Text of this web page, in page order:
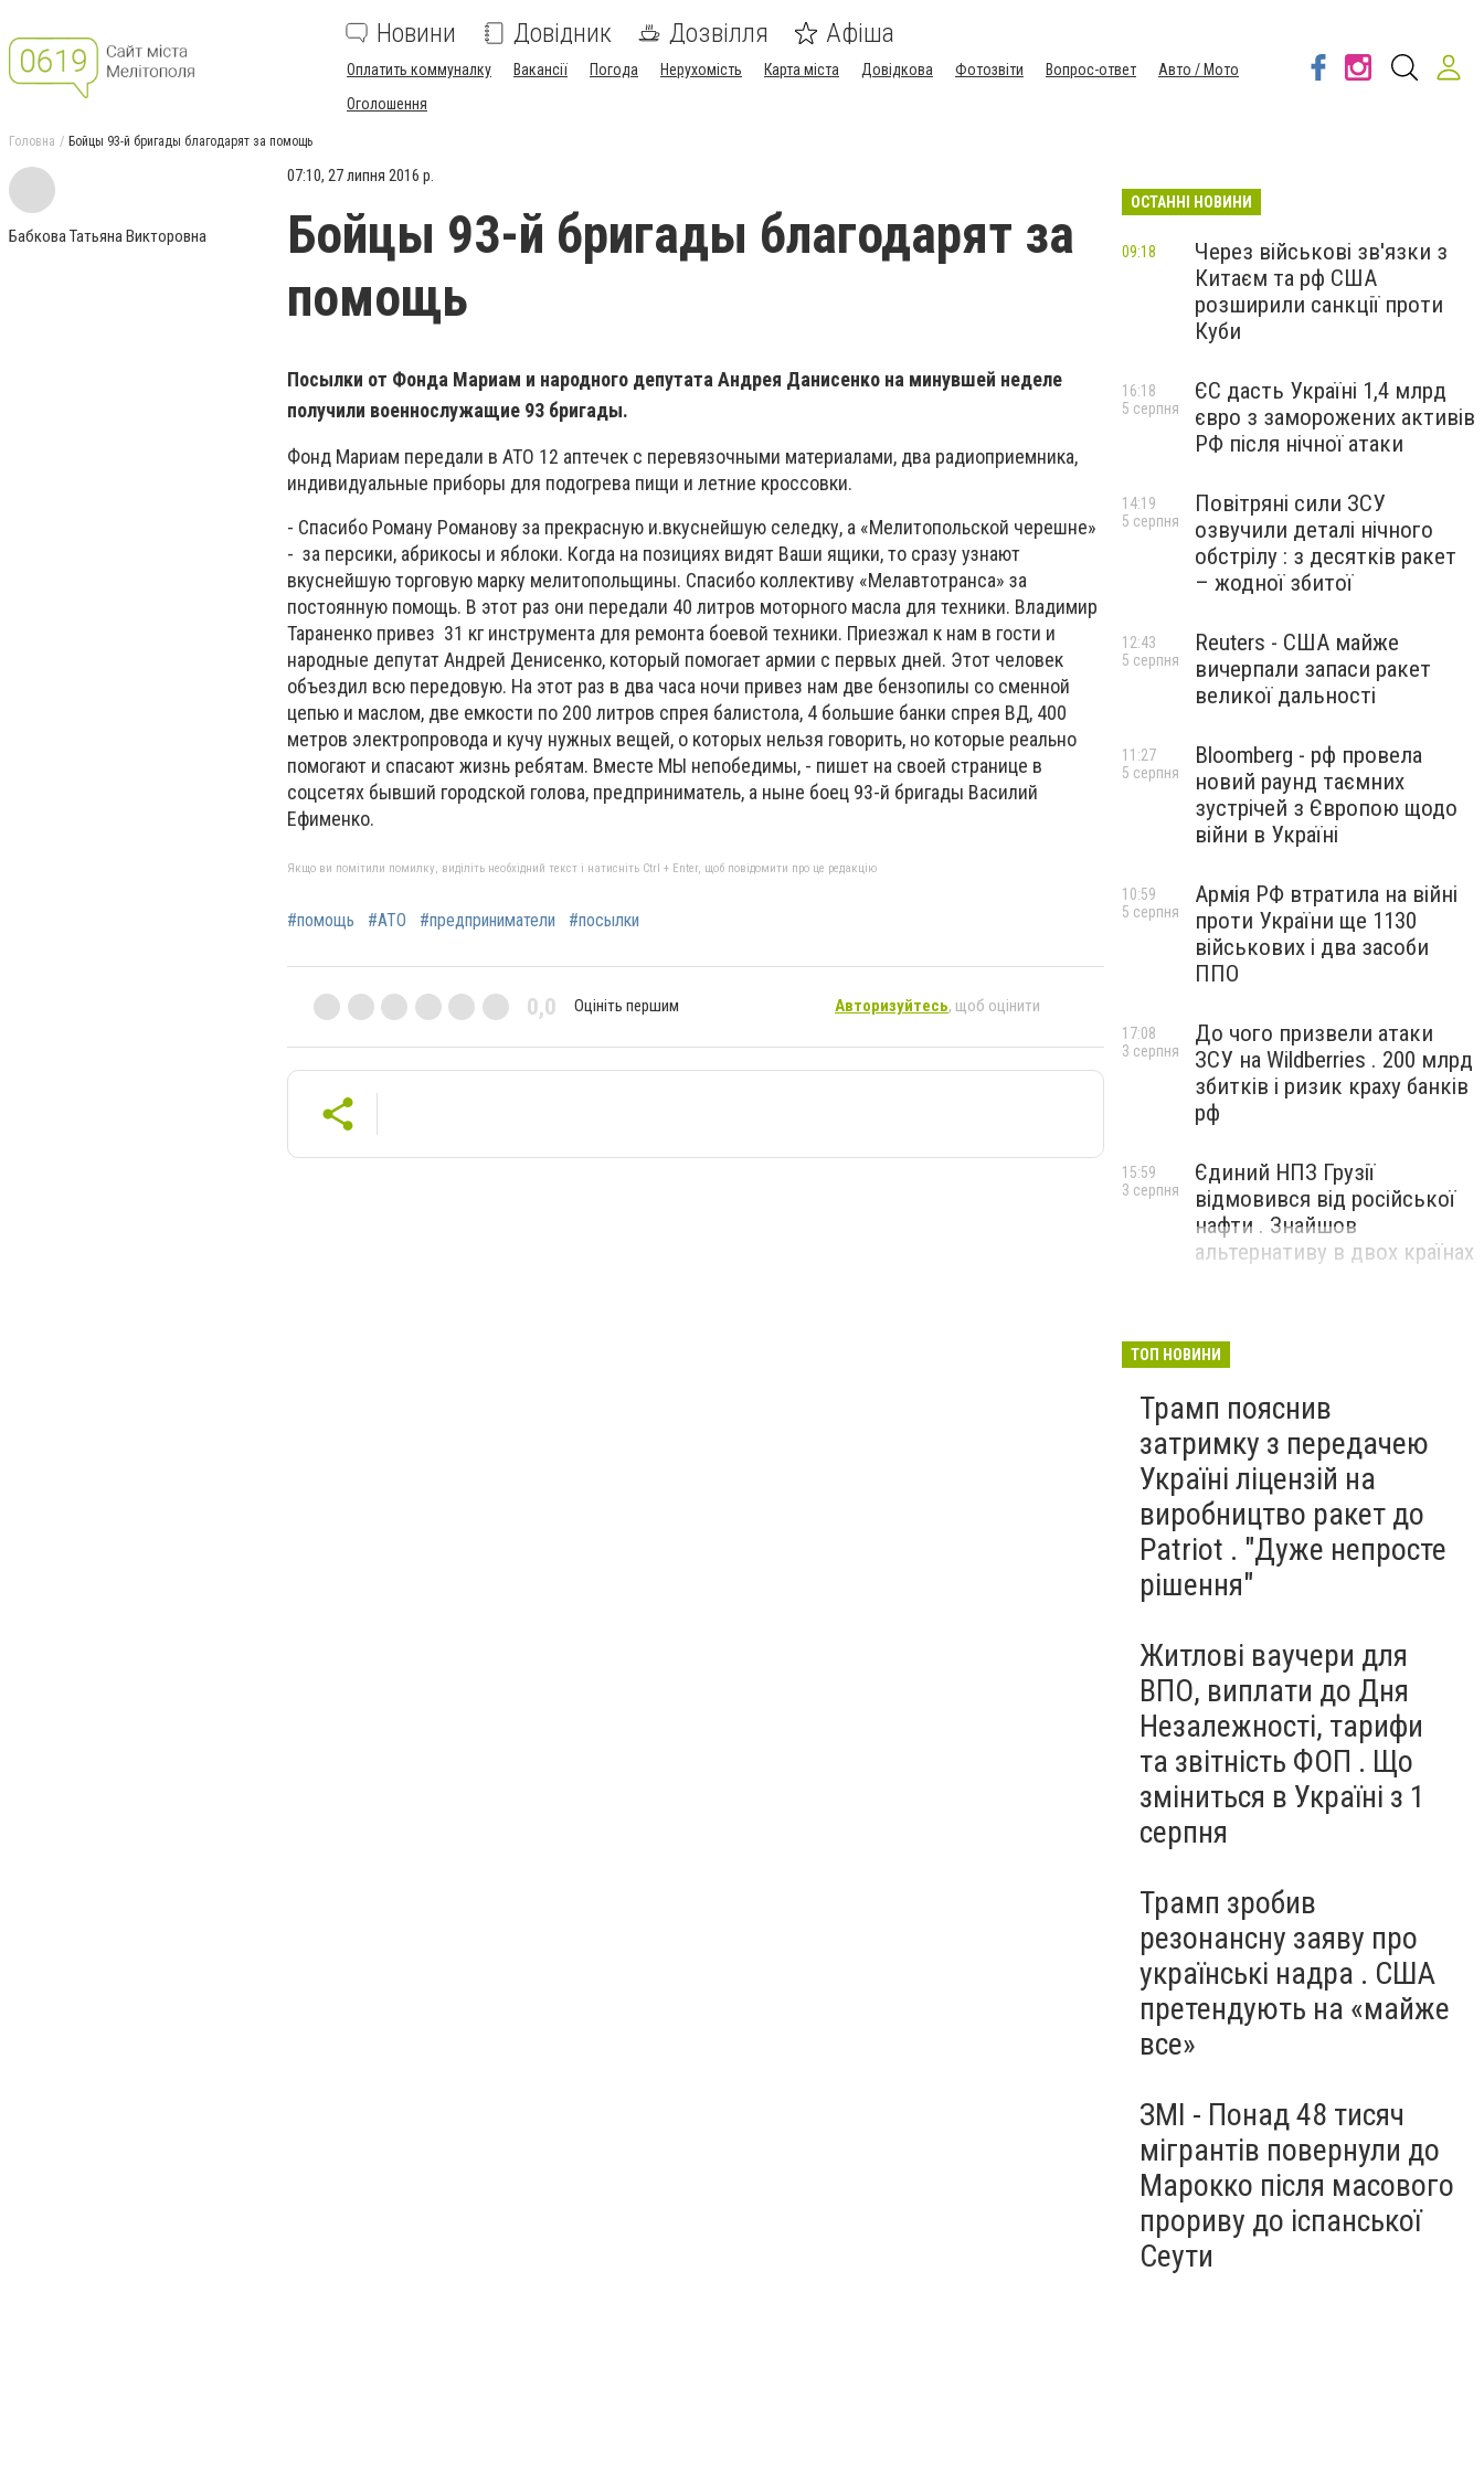
Новини Довідник Дозвілля Афіша
Оплатить коммуналку Вакансії Погода Нерухомість Карта міста Довідкова Фотозвіти Вопрос-ответ
Авто / Мото
Оголошення
Головна Бойцы 93-й бригады благодарят за помощь
Бабкова Татьяна Викторовна
07:10, 27 липня 2016 р.
Бойцы 93-й бригады благодарят за
помощь
Посылки от Фонда Мариам и народного депутата Андрея Данисенко на минувшей неделе
получили военнослужащие 93 бригады.
Фонд Мариам передали в АТО 12 аптечек с перевязочными материалами, два радиоприемника,
индивидуальные приборы для подогрева пищи и летние кроссовки.
- Спасибо Роману Романову за прекрасную и.вкуснейшую селедку, а «Мелитопольской черешне»
- за персики, абрикосы и яблоки. Когда на позициях видят Ваши ящики, то сразу узнают
вкуснейшую торговую марку мелитопольщины. Спасибо коллективу «Мелавтотранса» за
постоянную помощь. В этот раз они передали 40 литров моторного масла для техники. Владимир
Тараненко привез 31 кг инструмента для ремонта боевой техники. Приезжал к нам в гости и
народные депутат Андрей Денисенко, который помогает армии с первых дней. Этот человек
объездил всю передовую. На этот раз в два часа ночи привез нам две бензопилы со сменной
цепью и маслом, две емкости по 200 литров спрея балистола, 4 большие банки спрея ВД, 400
метров электропровода и кучу нужных вещей, о которых нельзя говорить, но которые реально
помогают и спасают жизнь ребятам. Вместе МЫ непобедимы, - пишет на своей странице в
соцсетях бывший городской голова, предприниматель, а ныне боец 93-й бригады Василий
Ефименко.
Якщо ви помітили помилку, виділіть необхідний текст і натисніть Ctrl + Enter, щоб повідомити про це редакцію
#помощь #АТО #предприниматели #посылки
0,0 Оцініть першим Авторизуйтесь, щоб оцінити
ОСТАННІ НОВИНИ
Через військові зв'язки з
Китаєм та рф США
розширили санкції проти
Куби
09:18
ЄС дасть Україні 1,4 млрд
євро з заморожених активів
РФ після нічної атаки
16:18
5 серпня
Повітряні сили ЗСУ
озвучили деталі нічного
обстрілу : з десятків ракет
– жодної збитої
14:19
5 серпня
Reuters - США майже
вичерпали запаси ракет
великої дальності
12:43
5 серпня
Bloomberg - рф провела
новий раунд таємних
зустрічей з Європою щодо
війни в Україні
11:27
5 серпня
Армія РФ втратила на війні
проти України ще 1130
військових і два засоби
ППО
10:59
5 серпня
До чого призвели атаки
ЗСУ на Wildberries . 200 млрд
збитків і ризик краху банків
рф
17:08
3 серпня
Єдиний НПЗ Грузії
відмовився від російської
нафти . Знайшов
альтернативу в двох країнах
15:59
3 серпня
ТОП НОВИНИ
Трамп пояснив
затримку з передачею
Україні ліцензій на
виробництво ракет до
Patriot . "Дуже непросте
рішення"
Житлові ваучери для
ВПО, виплати до Дня
Незалежності, тарифи
та звітність ФОП . Що
зміниться в Україні з 1
серпня
Трамп зробив
резонансну заяву про
українські надра . США
претендують на «майже
все»
ЗМІ - Понад 48 тисяч
мігрантів повернули до
Марокко після масового
прориву до іспанської
Сеути